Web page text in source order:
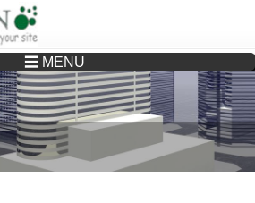
に頼んでいいか分からない方へ…まずはご相談く
☰ MENU